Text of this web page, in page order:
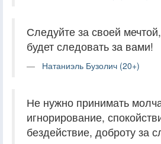
Следуйте за своей
будет следовать за вами!
Натаниэль Бузолич (20+)
Не нужно принимать
игнорирование,
бездействие, доброту за